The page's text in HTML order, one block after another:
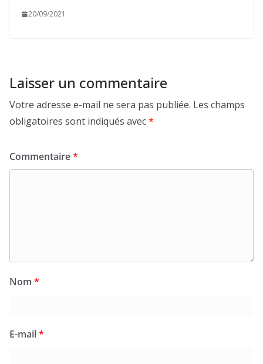
20/09/2021
Laisser un commentaire
Votre adresse e-mail ne sera pas publiée. Les champs
obligatoires sont indiqués avec*
Commentaire*
Nom *
E-mail*